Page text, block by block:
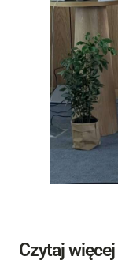
Czytaj więcej